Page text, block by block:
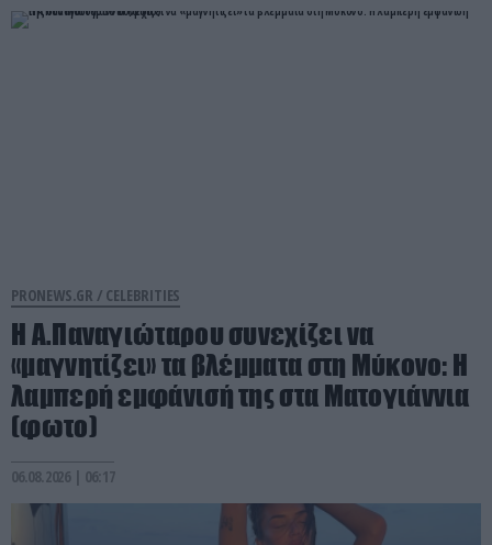
PRONEWS.GR / CELEBRITIES
Η Α.Παναγιώταρου συνεχίζει να
«μαγνητίζει» τα βλέμματα στη Μύκονο: Η
λαμπερή εμφάνισή της στα Ματογιάννια
(φωτο)
06.08.2026 | 06:17